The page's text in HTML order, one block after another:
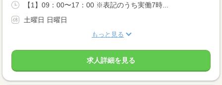
【1】09：00〜17：00 ※表記のうち実働7時...
土曜日 日曜日
もっと見る
求人詳細を見る